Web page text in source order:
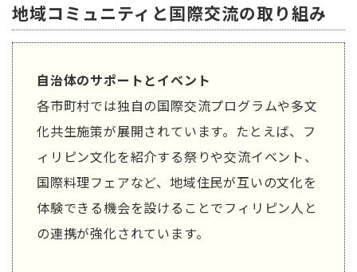
地域コミュニティと国際交流の取り組み
自治体のサポートとイベント
各市町村では独自の国際交流プログラムや多文
化共生施策が展開されています。たとえば、フ
ィリピン文化を紹介する祭りや交流イベント、
国際料理フェアなど、地域住民が互いの文化を
体験できる機会を設けることでフィリピン人と
の連携が強化されています。